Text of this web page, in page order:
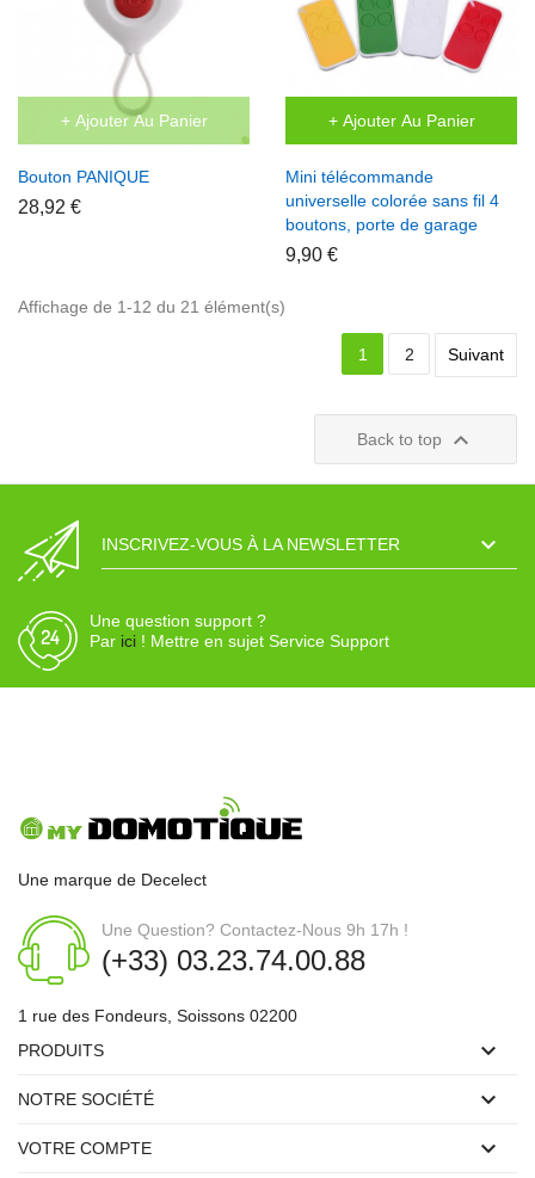
+ Ajouter Au Panier
Bouton PANIQUE
28,92 €
+ Ajouter Au Panier
Mini télécommande
universelle colorée sans fil 4
boutons, porte de garage
9,90 €
Affichage de 1-12 du 21 élément(s)
1 2 Suivant
Back to top 
INSCRIVEZ-VOUS À LA NEWSLETTER 
Une question support ?
Par ici ! Mettre en sujet Service Support
Une marque de Decelect
Une Question? Contactez-Nous 9h 17h !
(+33) 03.23.74.00.88
1 rue des Fondeurs, Soissons 02200
PRODUITS

NOTRE SOCIÉTÉ 
VOTRE COMPTE 